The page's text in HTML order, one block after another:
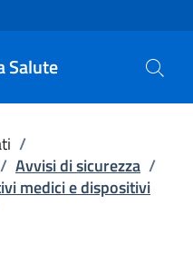
Salute
/
/ Avvisi di sicurezza /
medici e dispositivi